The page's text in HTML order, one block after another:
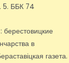
5. ББК 74
в
газета.